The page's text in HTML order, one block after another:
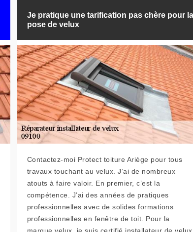
Je pratique une tarification pas chère pour la
pose de velux
Contactez-moi Protect toiture Ariège pour tous
travaux touchant au velux. J’ai de nombreux
atouts à faire valoir. En premier, c’est la
compétence. J’ai des années de pratiques
professionnelles avec de solides formations
professionnelles en fenêtre de toit. Pour la